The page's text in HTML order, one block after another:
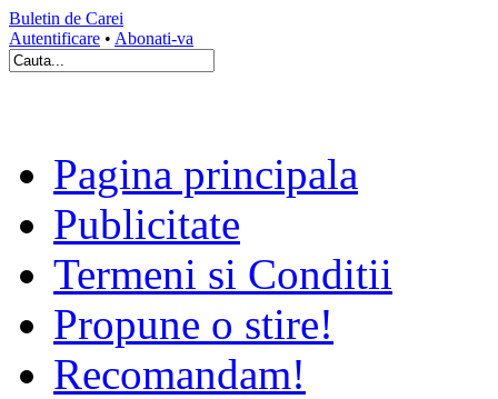
Buletin de Carei
Autentificare • Abonati-va
Pagina principala
Publicitate
Termeni si Conditii
Propune o stire!
Recomandam!